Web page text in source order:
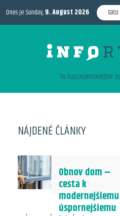
Dnes je Sunday,9. August 2026
To najzaujimavejšie
NÁJDENÉ ČLÁNKY
Obnov dom –
cesta k
úspornejšiemu